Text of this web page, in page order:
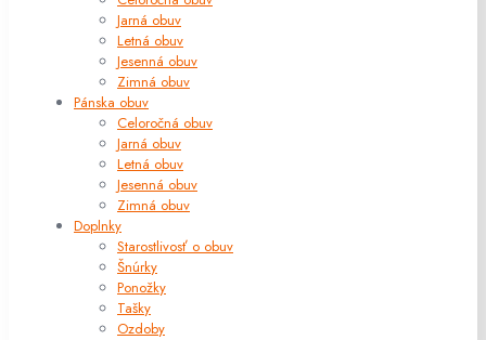
Jarná obuv
Letná obuv
Jesenná obuv
Zimná obuv
Pánska obuv
Celoročná obuv
Jarná obuv
Letná obuv
Jesenná obuv
Zimná obuv
Doplnky
Starostlivosť o obuv
Šnúrky
Ponožky
Tašky
Ozdoby